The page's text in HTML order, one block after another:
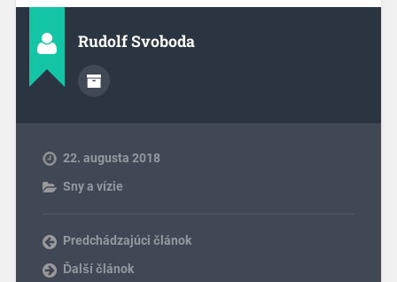
Rudolf Svoboda
22. augusta 2018
Sny a vízie
Predchádzajúci článok
Ďalší článok